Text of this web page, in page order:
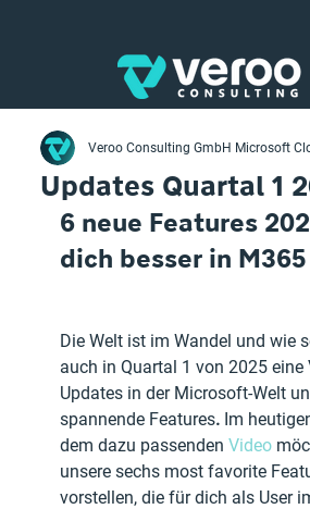
Updates Quartal 1
Veroo Consulting GmbH Microsoft
6 neue Features
dich besser in
Die Welt ist im Wandel und wie
auch in Quartal 1 von 2025 eine
Updates in der Microsoft-Welt
spannende Features. Im
dem dazu passenden Video
unsere sechs most favorite
vorstellen, die für dich als User